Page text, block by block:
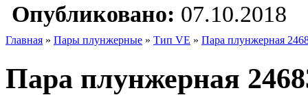
Опубликовано: 07.10.2018
Главная » Пары плунжерные » Тип VE » Пара плунжерная
Пара плунжерная